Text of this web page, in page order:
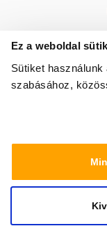
Ez a weboldal
Sütiket
szabásához,
média-, hirdető-
amelyeket Ön
használt más